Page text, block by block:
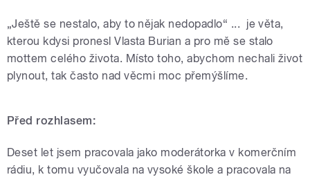
„Ještě se nestalo, aby to nějak nedopadlo“ ... je věta,
kterou kdysi pronesl Vlasta Burian a pro mě se stalo
mottem celého života. Místo toho, abychom nechali život
plynout, tak často nad věcmi moc přemýšlíme.
Před rozhlasem:
Deset let jsem pracovala jako moderátorka v komerčním
rádiu, k tomu vyučovala na vysoké škole a pracovala na